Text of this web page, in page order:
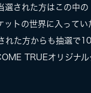
選された方はこの中の
ットの世界に入ってい
れた方からも抽選で
TRUEオリジナル